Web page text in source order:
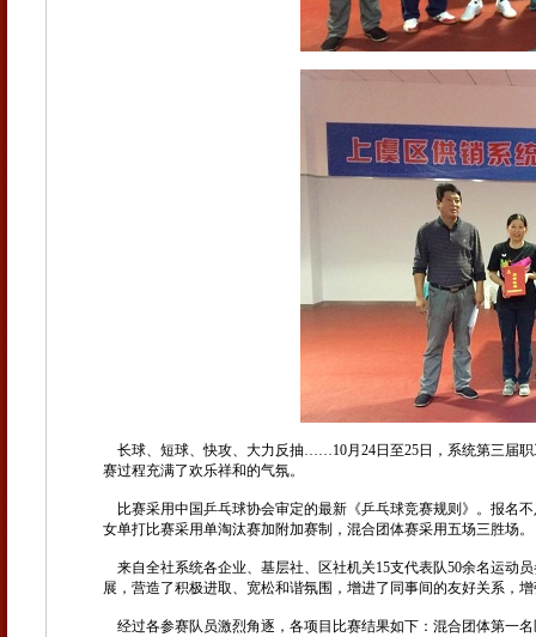
长球、短球、快攻、大力反抽……10月24日至25日，系统第三届
赛过程充满了欢乐祥和的气氛。
比赛采用中国乒乓球协会审定的最新《乒乓球竞赛规则》。报名
女单打比赛采用单淘汰赛加附加赛制，混合团体赛采用五场三胜场。
来自全社系统各企业、基层社、区社机关15支代表队50余名运动
展，营造了积极进取、宽松和谐氛围，增进了同事间的友好关系，
经过各参赛队员激烈角逐，各项目比赛结果如下：混合团体第一